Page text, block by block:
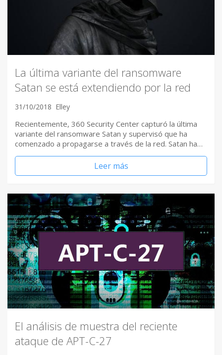
La última variante del ransomware
Satan se está extendiendo por la red
31/10/2018 Elley
Recientemente, 360 Security Center capturó la última
variante del ransomware Satan y supervisó que ha
comenzado a propagarse a través de la red. Satan ha…
Leer más
El análisis de muestra del reciente
ataque de APT-C-27